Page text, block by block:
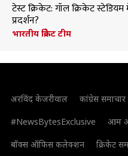
टेस्ट क्रिकेट: गॉल क्रिकेट
प्रदर्शन?
भारतीय क्रिकेट टीम
अरविंद केजरीवाल कांग्रेस समाचार
#NewsBytesExclusive
आम
बॉक्स ऑफिस कलेक्शन
क्रिकेट